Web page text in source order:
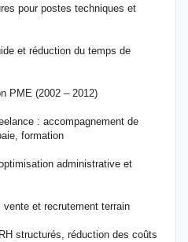
pour postes techniques et
et réduction du temps de
PME (2002 – 2012)
: accompagnement de
formation
administrative et
et recrutement terrain
structurés, réduction des coûts